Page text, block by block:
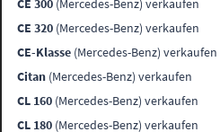
CE 300 (Mercedes-Benz) verkaufen
CE 320 (Mercedes-Benz) verkaufen
CE-Klasse (Mercedes-Benz) verkaufen
Citan (Mercedes-Benz) verkaufen
CL 160 (Mercedes-Benz) verkaufen
CL 180 (Mercedes-Benz) verkaufen